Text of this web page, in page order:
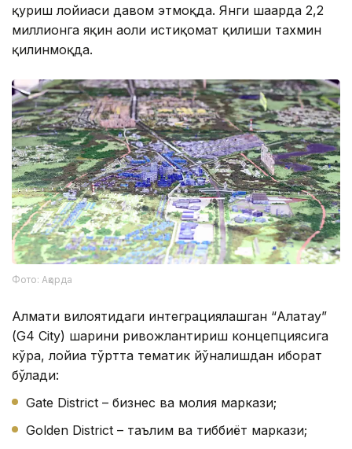
қуриш лойиҳаси давом этмоқда. Янги шаҳарда 2,2
миллионга яқин аҳоли истиқомат қилиши тахмин
қилинмоқда.
Фото: Ақорда
Алмати вилоятидаги интеграциялашган “Алатау”
(G4 City) шаҳрини ривожлантириш концепциясига
кўра, лойиҳа тўртта тематик йўналишдан иборат
бўлади:
Gate District – бизнес ва молия маркази;
Golden District – таълим ва тиббиёт маркази;